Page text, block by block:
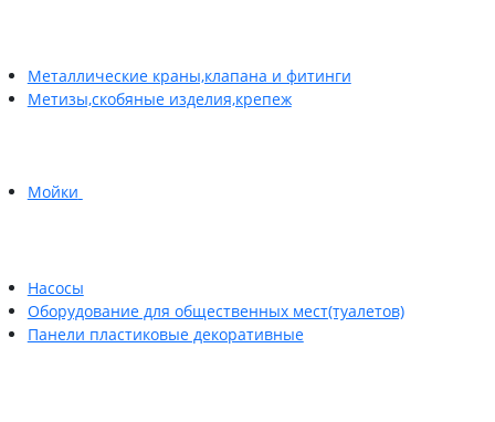
Металлические краны,клапана и фитинги
Метизы,скобяные изделия,крепеж
Мойки
Насосы
Оборудование для общественных мест(туалетов)
Панели пластиковые декоративные